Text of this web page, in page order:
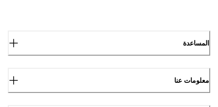
المساعدة
معلومات عنا